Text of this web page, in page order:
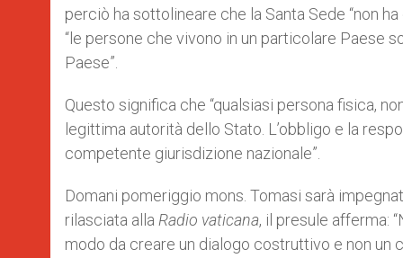
perciò ha sottolineare che la Santa Sede “non
“le persone che vivono in un particolare Paese
Paese”.
Questo significa che “qualsiasi persona fisica,
legittima autorità dello Stato. L’obbligo e la
competente giurisdizione nazionale”.
Domani pomeriggio mons. Tomasi sarà
rilasciata alla Radio vaticana, il presule afferma:
modo da creare un dialogo costruttivo e non un